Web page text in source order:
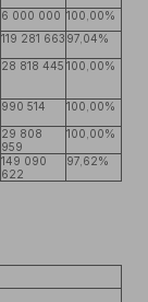
6 000 000 100,00%
119 281 663 97,04%
28 818 445 100,00%
990 514 100,00%
29 808
959
100,00%
149 090
622
97,62%